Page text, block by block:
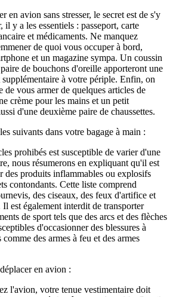
en avion sans stresser, le secret est de s'y
il y a les essentiels : passeport, carte
et médicaments. Ne manquez
de quoi vous occuper à bord,
et un magazine sympa. Un coussin
de bouchons d'oreille apporteront une
à votre périple. Enfin, on
de vous armer de quelques articles de
crème pour les mains et un petit
d'une deuxième paire de chaussettes.
suivants dans votre bagage à main :
prohibés est susceptible de varier d'une
nous résumerons en expliquant qu'il est
des produits inflammables ou explosifs
contondants. Cette liste comprend
des ciseaux, des feux d'artifice et
Il est également interdit de transporter
de sport tels que des arcs et des flèches
d'occasionner des blessures à
comme des armes à feu et des armes
en avion :
l'avion, votre tenue vestimentaire doit